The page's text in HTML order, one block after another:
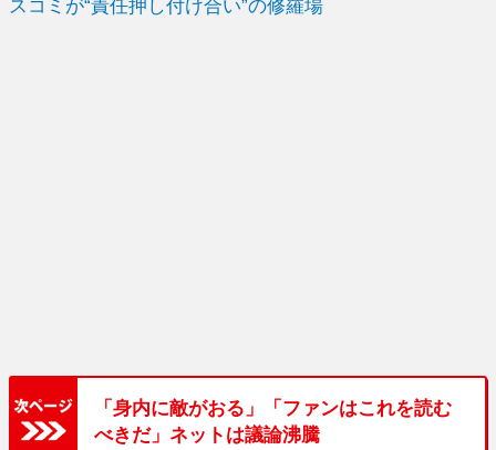
スコミが“責任押し付け合い”の修羅場
「身内に敵がおる」「ファンはこれを読む
べきだ」ネットは議論沸騰